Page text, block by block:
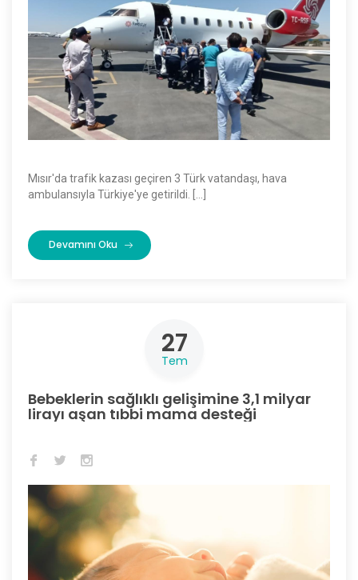
Mısır'da trafik kazası geçiren 3 Türk vatandaşı, hava
ambulansıyla Türkiye'ye getirildi. […]
Devamını Oku
27
Tem
Bebeklerin sağlıklı gelişimine 3,1 milyar
lirayı aşan tıbbi mama desteği